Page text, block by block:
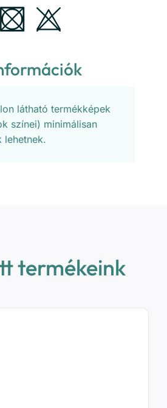
látható termékképek
színei) minimálisan
lehetnek.
termékeink